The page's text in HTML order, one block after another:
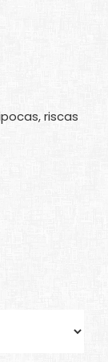
riscas